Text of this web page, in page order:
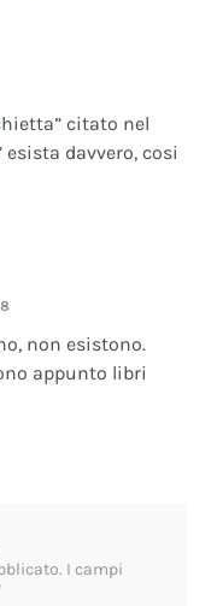
citato nel
davvero, cosi
non esistono.
appunto libri
I campi